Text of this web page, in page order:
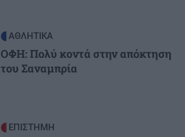
ΑΘΛΗΤΙΚΑ
ΟΦΗ: Πολύ κοντά στην απόκτηση
του Σαναμπρία
ΕΠΙΣΤΗΜΗ